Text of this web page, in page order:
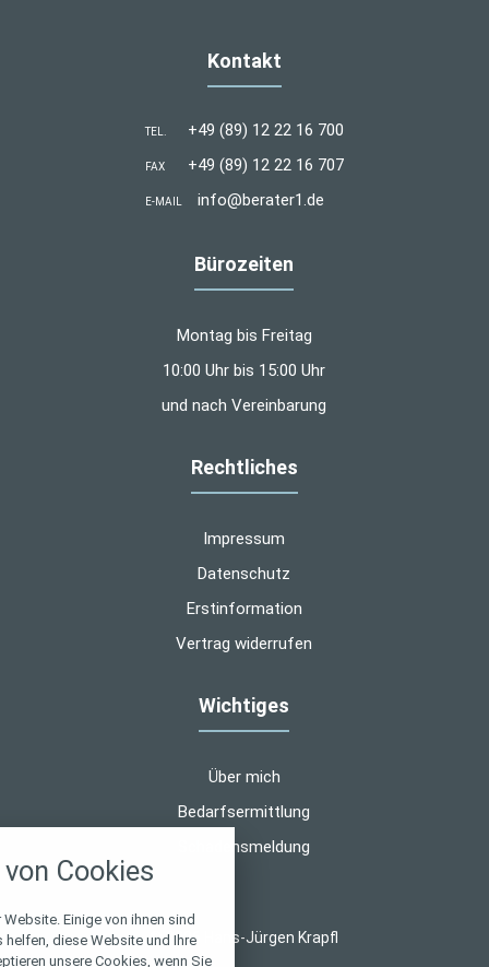
Kontakt
TEL. +49 (89) 12 22 16 700
FAX +49 (89) 12 22 16 707
E-MAIL info@berater1.de
Bürozeiten
Montag bis Freitag
10:00 Uhr bis 15:00 Uhr
und nach Vereinbarung
Rechtliches
Impressum
Datenschutz
Erstinformation
Vertrag widerrufen
Wichtiges
Über mich
Bedarfsermittlung
Schadensmeldung
© 2026 Hans-Jürgen Krapfl
Cookies
Einige von ihnen sind
diese Website und Ihre
unsere Cookies, wenn Sie
alle verwendeten Cookies und
zu blockieren.